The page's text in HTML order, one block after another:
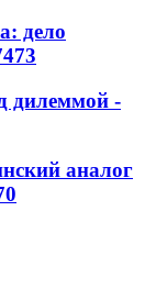
дело
дилеммой -
аналог